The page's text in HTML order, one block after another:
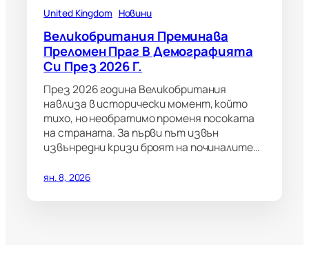
United Kingdom Новини
Великобритания Преминава
Преломен Праг В Демографията
Си През 2026 Г.
През 2026 година Великобритания
навлиза в исторически момент, който
тихо, но необратимо променя посоката
на страната. За първи път извън
извънредни кризи броят на починалите…
ян. 8, 2026